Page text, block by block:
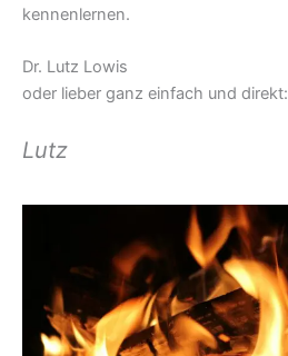
kennenlernen.
Dr. Lutz Lowis
oder lieber ganz einfach und direkt:
Lutz